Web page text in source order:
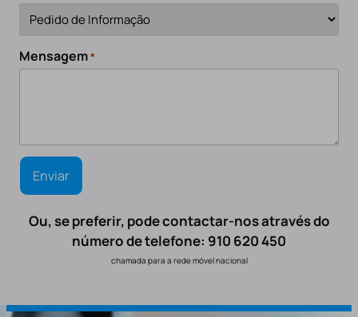
Mensagem*
Ou, se preferir, pode contactar-nos através do
número de telefone: 910 620 450
chamada para a rede móvel nacional